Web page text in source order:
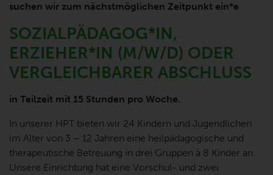
suchen wir zum nächstmöglichen Zeitpunkt ein*e
SOZIALPÄDAGOG*IN,
ERZIEHER*IN (M/W/D) ODER
VERGLEICHBARER ABSCHLUSS
in Teilzeit mit 15 Stunden pro Woche.
In unserer HPT bieten wir 24 Kindern und Jugendlichen
im Alter von 3 – 12 Jahren eine heilpädagogische und
therapeutische Betreuung in drei Gruppen à 8 Kinder an.
Unsere Einrichtung hat eine Vorschul- und zwei